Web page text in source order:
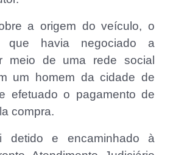
a origem do veículo, o
que havia negociado a
meio de uma rede social
um homem da cidade de
efetuado o pagamento de
compra.
detido e encaminhado à